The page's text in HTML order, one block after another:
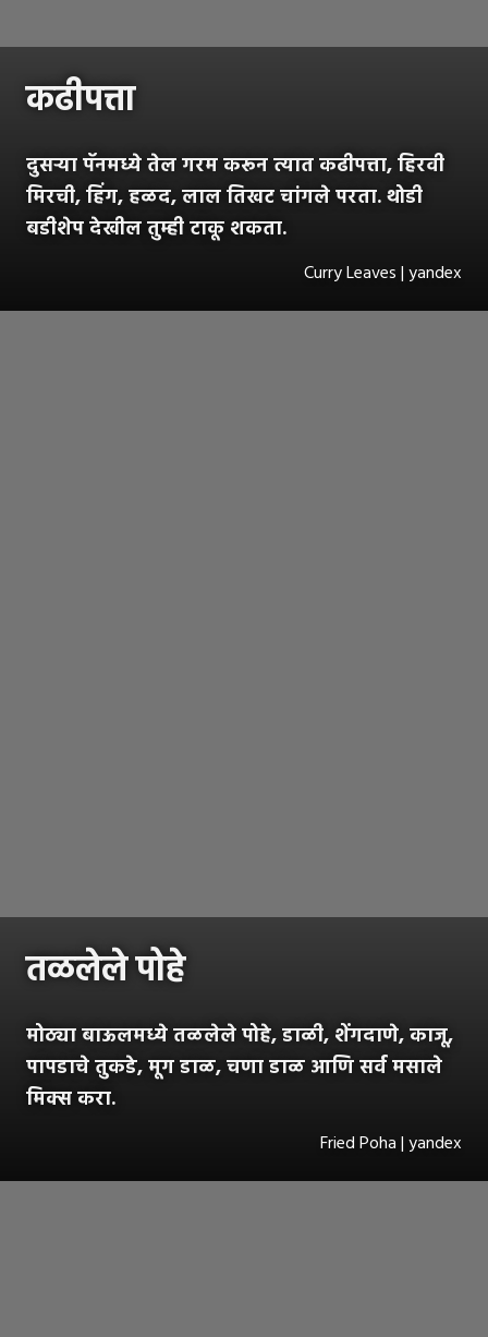
कढीपत्ता
दुसऱ्या पॅनमध्ये तेल गरम करून त्यात कढीपत्ता, हिरवी
मिरची, हिंग, हळद, लाल तिखट चांगले परता. थोडी
बडीशेप देखील तुम्ही टाकू शकता.
Curry Leaves | yandex
तळलेले पोहे
मोठ्या बाऊलमध्ये तळलेले पोहे, डाळी, शेंगदाणे, काजू,
पापडाचे तुकडे, मूग डाळ, चणा डाळ आणि सर्व मसाले
मिक्स करा.
Fried Poha | yandex